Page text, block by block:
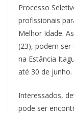
Processo
profissionais
Melhor Idade.
(23), podem ser
na Estância
até 30 de junho.
Interessados,
pode ser